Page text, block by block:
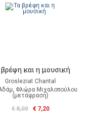
και η μουσική
Grosleziat Chantal
Φλώρα Μιχαλοπούλου
(μετάφραση)
€ 8,00
€ 7,20